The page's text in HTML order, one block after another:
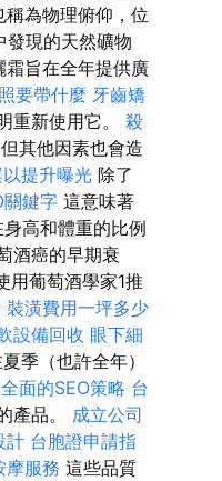
為物理俯仰，位
發現的天然礦物
旨在全年提供廣
要帶什麼 牙齒矯
重新使用它。 殺
其他因素也會造
提升曝光 除了
關鍵字 這意味著
高和體重的比例
酒癌的早期衰
用葡萄酒學家1推
裝潢費用一坪多少
設備回收 眼下細
季（也許全年）
全面的SEO策略 台
產品。 成立公司
計 台胞證申請指
摩服務 這些品質